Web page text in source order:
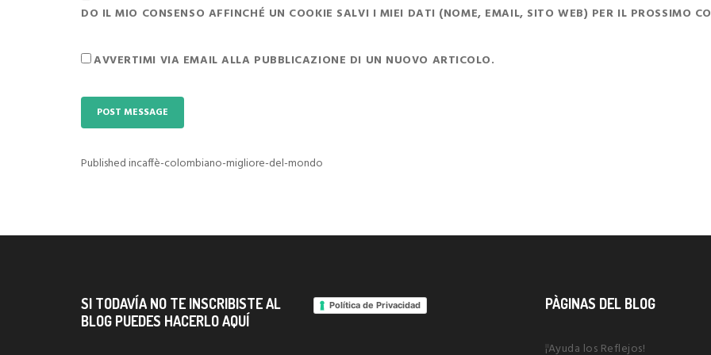
DO IL MIO CONSENSO AFFINCHÉ UN COOKIE SALVI I MIEI DATI (NOME, EMAIL, SITO WEB) PER IL PROSSIMO
AVVERTIMI VIA EMAIL ALLA PUBBLICAZIONE DI UN NUOVO ARTICOLO.
Navigazione
Published incaffè-colombiano-migliore-del-mondo
SI TODAVÍA NO TE INSCRIBISTE AL
BLOG PUEDES HACERLO AQUÍ
Política de Privacidad PÀGINAS DEL BLOG
¡Ayuda los Reflejos!